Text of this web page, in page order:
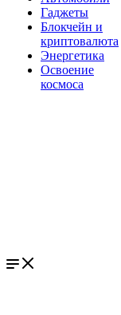
Гаджеты
Блокчейн и
криптовалюта
Энергетика
Освоение
космоса